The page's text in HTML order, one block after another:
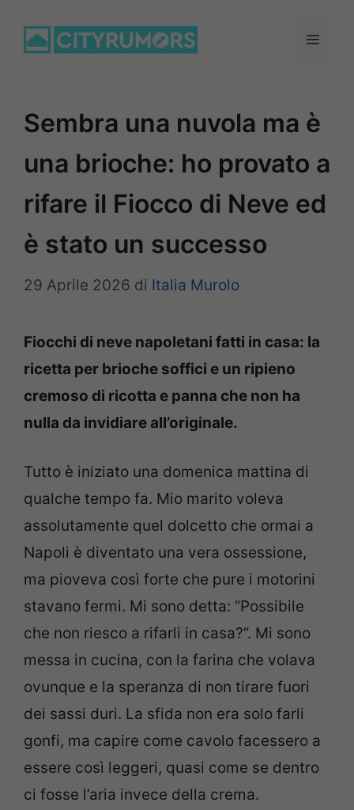
Menu
Sembra una nuvola ma è
una brioche: ho provato a
rifare il Fiocco di Neve ed
è stato un successo
29 Aprile 2026 di Italia Murolo
Fiocchi di neve napoletani fatti in casa: la
ricetta per brioche soffici e un ripieno
cremoso di ricotta e panna che non ha
nulla da invidiare all’originale.
Tutto è iniziato una domenica mattina di
qualche tempo fa. Mio marito voleva
assolutamente quel dolcetto che ormai a
Napoli è diventato una vera ossessione,
ma pioveva così forte che pure i motorini
stavano fermi. Mi sono detta: “Possibile
che non riesco a rifarli in casa?”. Mi sono
messa in cucina, con la farina che volava
ovunque e la speranza di non tirare fuori
dei sassi duri. La sfida non era solo farli
gonfi, ma capire come cavolo facessero a
essere così leggeri, quasi come se dentro
ci fosse l’aria invece della crema.